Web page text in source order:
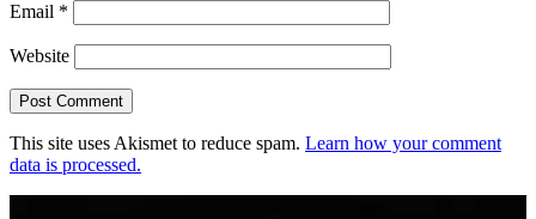
Email *
Website
This site uses Akismet to reduce spam. Learn how your comment
data is processed.